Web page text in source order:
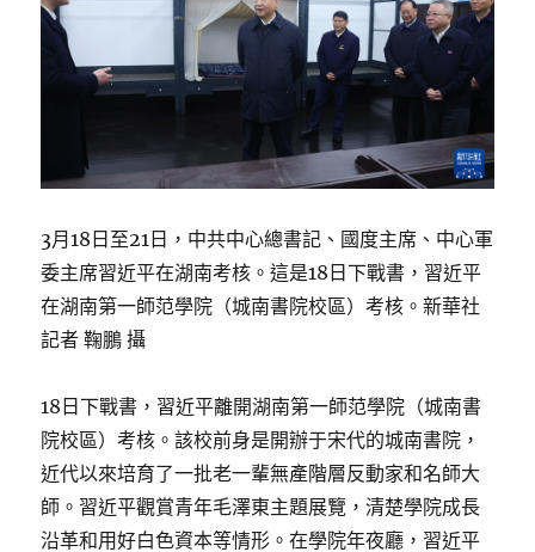
3月18日至21日，中共中心總書記、國度主席、中心軍
委主席習近平在湖南考核。這是18日下戰書，習近平
在湖南第一師范學院（城南書院校區）考核。新華社
記者 鞠鵬 攝
18日下戰書，習近平離開湖南第一師范學院（城南書
院校區）考核。該校前身是開辦于宋代的城南書院，
近代以來培育了一批老一輩無產階層反動家和名師大
師。習近平觀賞青年毛澤東主題展覽，清楚學院成長
沿革和用好白色資本等情形。在學院年夜廳，習近平